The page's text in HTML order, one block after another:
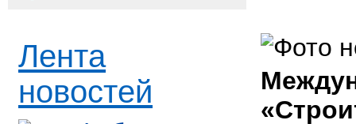
Лента
новостей